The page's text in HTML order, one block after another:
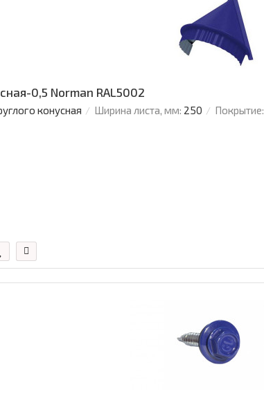
0,5 Norman RAL5002
конусная Ширина листа, мм: 250 Покрытие: